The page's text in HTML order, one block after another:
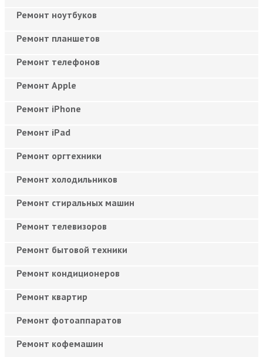
Ремонт ноутбуков
Ремонт планшетов
Ремонт телефонов
Ремонт Apple
Ремонт iPhone
Ремонт iPad
Ремонт оргтехники
Ремонт холодильников
Ремонт стиральных машин
Ремонт телевизоров
Ремонт бытовой техники
Ремонт кондиционеров
Ремонт квартир
Ремонт фотоаппаратов
Ремонт кофемашин